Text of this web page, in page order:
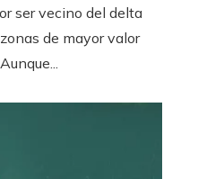
ser vecino del delta
de mayor valor